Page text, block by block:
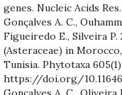
genes. Nucleic Acids
Gonçalves A. C.,
Figueiredo E., Silveira
(Asteraceae) in
Tunisia. Phytotaxa
https://doi.org/